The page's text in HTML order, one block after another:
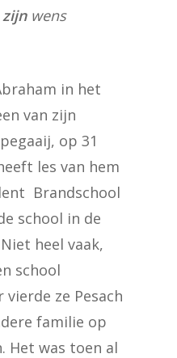
zijnwens
in het
van zijn
op 31
les van hem
Brandschool
school in de
heel vaak,
school
ze Pesach
familie op
Het was toen al